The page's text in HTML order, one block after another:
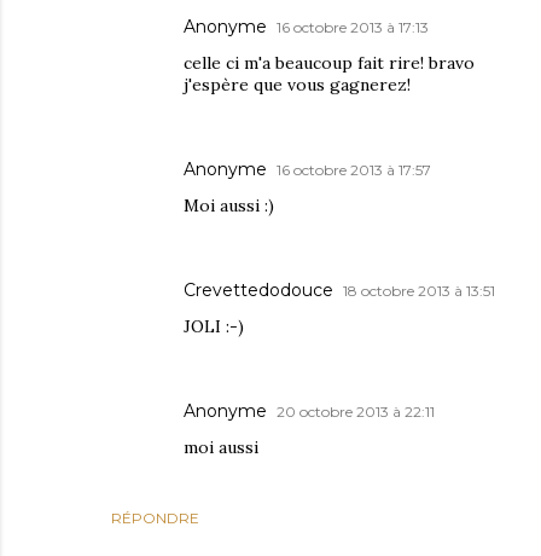
RÉPONDRE
Anonyme 16 octobre 2013 à 17:13
celle ci m'a beaucoup fait rire! bravo
j'espère que vous gagnerez!
Anonyme 16 octobre 2013 à 17:57
Moi aussi :)
Crevettedodouce 18 octobre 2013 à 13:51
JOLI :-)
Anonyme 20 octobre 2013 à 22:11
moi aussi